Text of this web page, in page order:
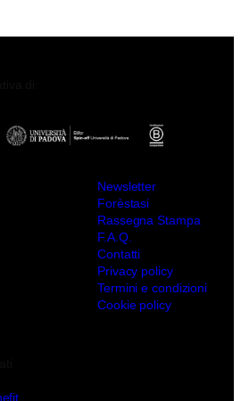
Newsletter
Forèstasi
Rassegna Stampa
F.A.Q.
Contatti
Privacy policy
Termini e condizioni
Cookie policy